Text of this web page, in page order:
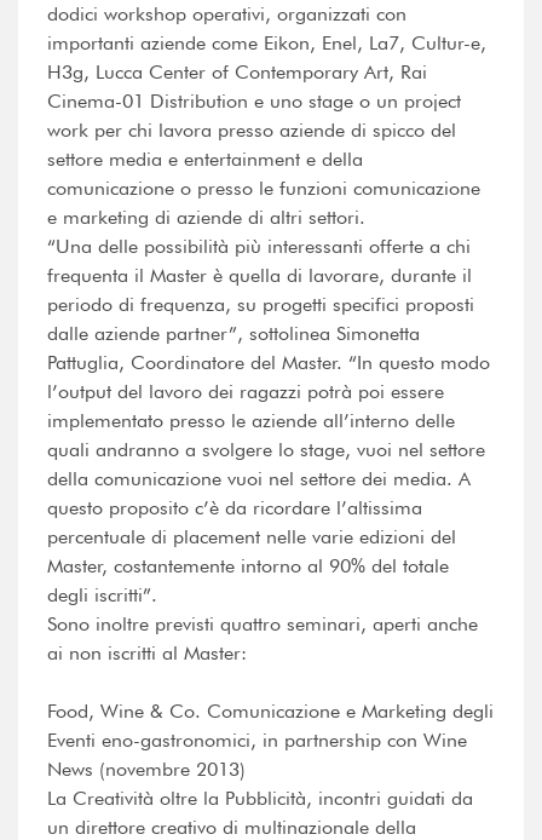
dodici workshop operativi, organizzati con
importanti aziende come Eikon, Enel, La7, Cultur-e,
H3g, Lucca Center of Contemporary Art, Rai
Cinema-01 Distribution e uno stage o un project
work per chi lavora presso aziende di spicco del
settore media e entertainment e della
comunicazione o presso le funzioni comunicazione
e marketing di aziende di altri settori.
“Una delle possibilità più interessanti offerte a chi
frequenta il Master è quella di lavorare, durante il
periodo di frequenza, su progetti specifici proposti
dalle aziende partner”, sottolinea Simonetta
Pattuglia, Coordinatore del Master. “In questo modo
l’output del lavoro dei ragazzi potrà poi essere
implementato presso le aziende all’interno delle
quali andranno a svolgere lo stage, vuoi nel settore
della comunicazione vuoi nel settore dei media. A
questo proposito c’è da ricordare l’altissima
percentuale di placement nelle varie edizioni del
Master, costantemente intorno al 90% del totale
degli iscritti”.
Sono inoltre previsti quattro seminari, aperti anche
ai non iscritti al Master:
Food, Wine & Co. Comunicazione e Marketing degli
Eventi eno-gastronomici, in partnership con Wine
News (novembre 2013)
La Creatività oltre la Pubblicità, incontri guidati da
un direttore creativo di multinazionale della